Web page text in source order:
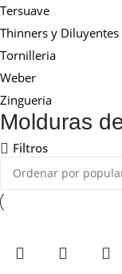
Tersuave
Thinners y Diluyentes
Tornilleria
Weber
Zingueria
Molduras
Filtros